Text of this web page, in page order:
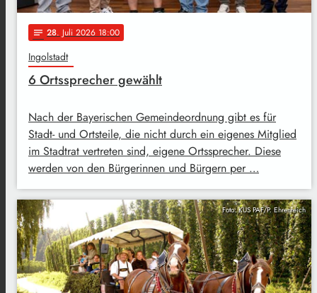
notes 28. Juli 2026 18:00
Ingolstadt
6 Ortssprecher gewählt
Nach der Bayerischen Gemeindeordnung gibt es für
Stadt- und Ortsteile, die nicht durch ein eigenes Mitglied
im Stadtrat vertreten sind, eigene Ortssprecher. Diese
werden von den Bürgerinnen und Bürgern per …
Foto: KUS PAF/P. Ehrenreich